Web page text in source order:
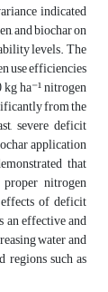
indicated
and biochar on
levels. The
use efficiencies
ha⁻¹ nitrogen
from the
severe deficit
application
that
nitrogen
of deficit
an effective and
water and
such as